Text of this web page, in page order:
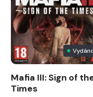
Mafia III: Sign of
Times